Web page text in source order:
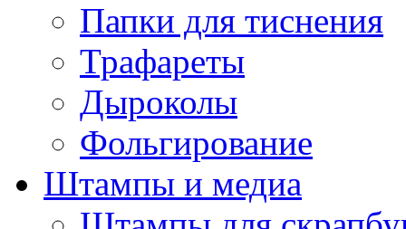
Папки для тиснения
Трафареты
Дыроколы
Фольгирование
Штампы и медиа